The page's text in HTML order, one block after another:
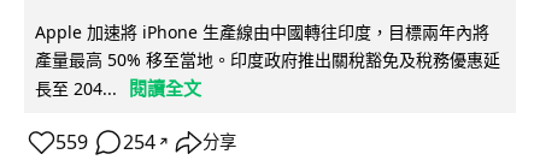
Apple 加速將 iPhone 生產線由中國轉往印度，目標兩年內將
產量最高 50% 移至當地。印度政府推出關稅豁免及稅務優惠延
長至 204...
閱讀全文
559 254 ↗ 分享